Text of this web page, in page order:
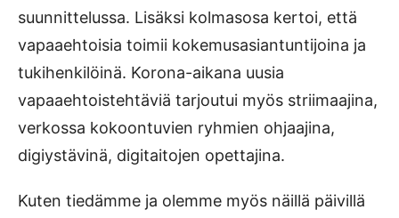
suunnittelussa. Lisäksi kolmasosa kertoi, että
vapaaehtoisia toimii kokemusasiantuntijoina ja
tukihenkilöinä. Korona-aikana uusia
vapaaehtoistehtäviä tarjoutui myös striimaajina,
verkossa kokoontuvien ryhmien ohjaajina,
digiystävinä, digitaitojen opettajina.
Kuten tiedämme ja olemme myös näillä päivillä